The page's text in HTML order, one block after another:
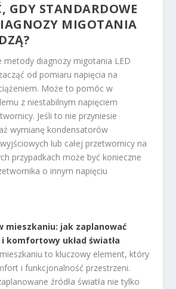
GDY STANDARDOWE
MIGOTANIA
metody diagnozy migotania LED
od pomiaru napięcia na
Może to pomóc w
z niestabilnym napięciem
Jeśli to nie przyniesie
wymianę kondensatorów
lub całej przetwornicy na
przypadkach może być konieczne
o innym napięciu
mieszkaniu: jak zaplanować
komfortowy układ światła
to kluczowy element, który
i funkcjonalność przestrzeni.
źródła światła nie tylko